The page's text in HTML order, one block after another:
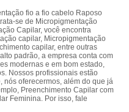
fio a fio cabelo Raposo
se de Micropigmentação
Capilar, você encontra
capilar, Micropigmentação
capilar, entre outras
padrão, a empresa conta com
modernas e em bom estado,
Nossos profissionais estão
oferecermos, além do que já
Preenchimento Capilar com
Feminina. Por isso, fale